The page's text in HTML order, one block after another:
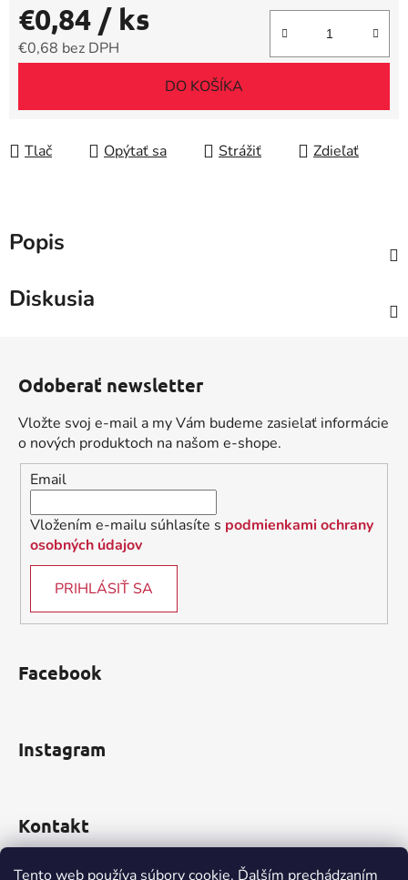
Tento web používa súbory cookie. Ďalším prechádzaním
€0,84 / ks
€0,68 bez DPH
DO KOŠÍKA
Tlač Opýtať sa Strážiť Zdieľať
Popis
Diskusia
Odoberať newsletter
Vložte svoj e-mail a my Vám budeme zasielať informácie
o nových produktoch na našom e-shope.
Email
Vložením e-mailu súhlasíte s podmienkami ochrany
osobných údajov
PRIHLÁSIŤ SA
Facebook
Instagram
Kontakt
obchod@incomp.sk